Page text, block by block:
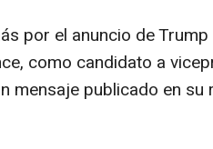
por el anuncio de
como candidato a
mensaje publicado en su